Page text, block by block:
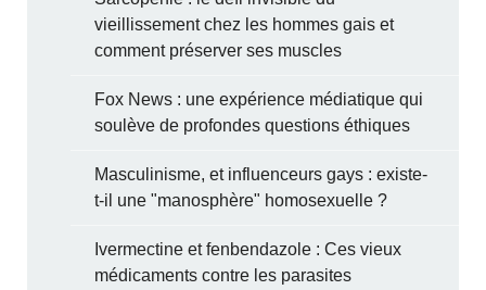
vieillissement chez les hommes gais et
comment préserver ses muscles
Fox News : une expérience médiatique qui
soulève de profondes questions éthiques
Masculinisme, et influenceurs gays : existe-
t-il une "manosphère" homosexuelle ?
Ivermectine et fenbendazole : Ces vieux
médicaments contre les parasites